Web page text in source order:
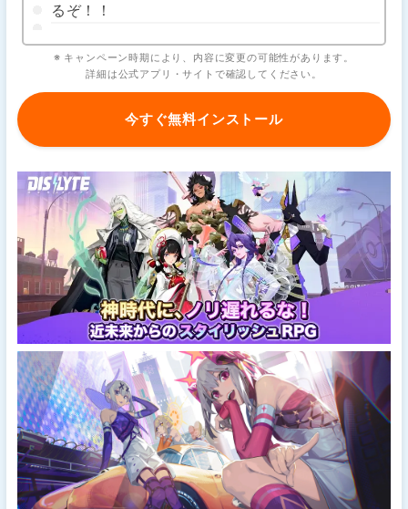
るぞ！！
※ キャンペーン時期により、内容に変更の可能性があります。
詳細は公式アプリ・サイトで確認してください。
今すぐ無料インストール